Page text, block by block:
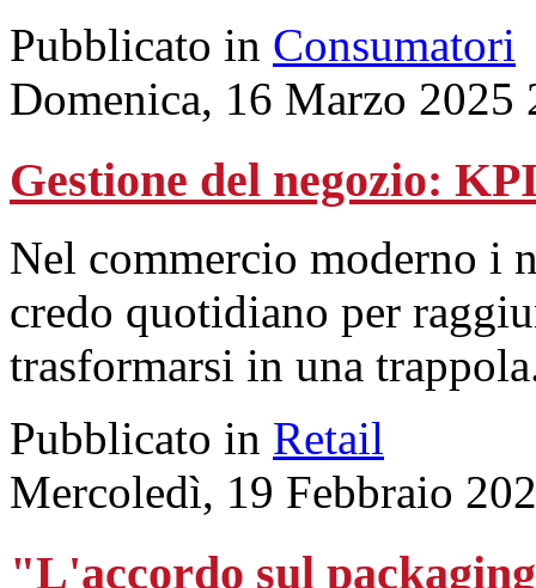
Pubblicato in Consumatori
Domenica, 16 Marzo 2025
Gestione del negozio:
Nel commercio moderno i
credo quotidiano per
trasformarsi in una
Pubblicato in Retail
Mercoledì, 19 Febbraio
"L'accordo sul